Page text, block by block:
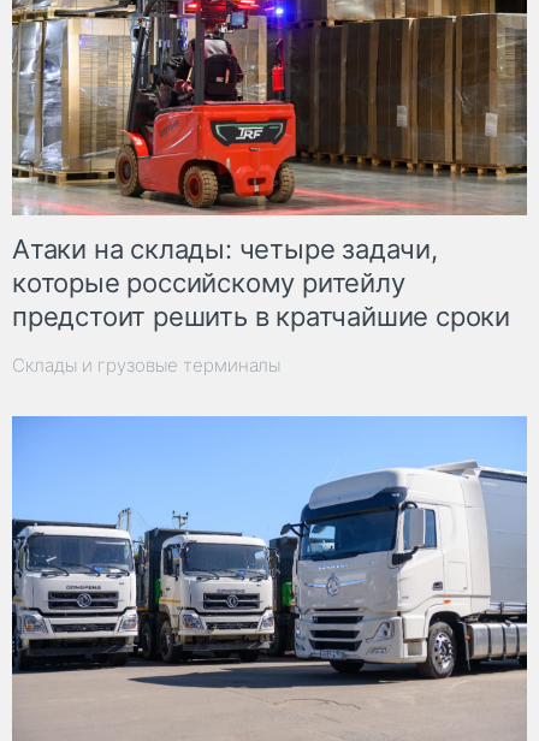
Атаки на склады: четыре задачи,
которые российскому ритейлу
предстоит решить в кратчайшие сроки
Склады и грузовые терминалы